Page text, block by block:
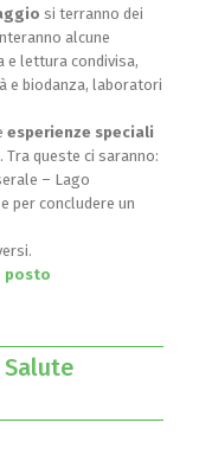
si terranno dei
alcune
e lettura condivisa,
e biodanza, laboratori
esperienze speciali
queste ci saranno:
– Lago
per concludere un
posto
Salute